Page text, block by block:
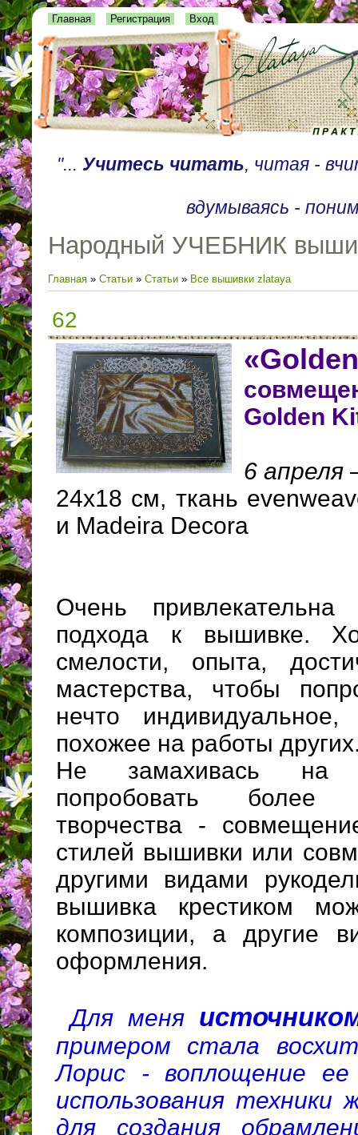
Главная Регистрация Вход
"... Учитесь читать, читая -
вдумываясь -
Народный УЧЕБНИК
Главная » Статьи » Статьи » Все вышивки zlataya
62
Golden
6 апреля
24х18 см, ткань
и Madeira Decora
Очень привлекательна
подхода к вышивке.
смелости, опыта,
мастерства, чтобы
нечто
похожее на работы
Не замахивась на
попробовать более
творчества -
стилей вышивки или
другими видами
вышивка крестиком
композиции, а другие
оформления.
Для меня
примером стала
Лорис - воплощение ее
использования
для создания